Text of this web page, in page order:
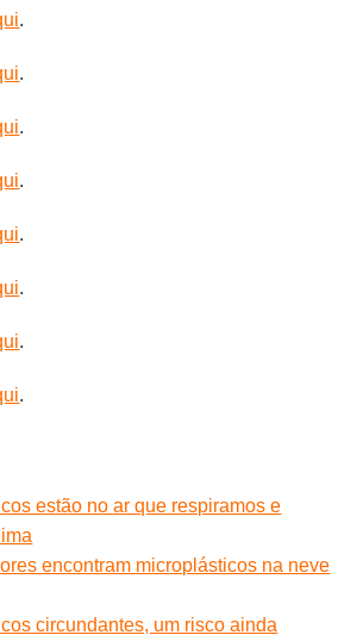
.
.
.
.
.
.
.
.
estão no ar que respiramos e
encontram microplásticos na neve
circundantes, um risco ainda